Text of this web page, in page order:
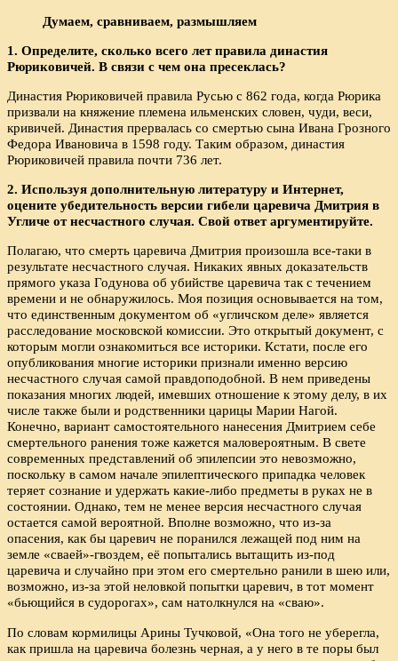
Думаем, сравниваем, размышляем
1. Определите, сколько всего лет правила династия
Рюриковичей. В связи с чем она пресеклась?
Династия Рюриковичей правила Русью с 862 года, когда Рюрика
призвали на княжение племена ильменских словен, чуди, веси,
кривичей. Династия прервалась со смертью сына Ивана Грозного
Федора Ивановича в 1598 году. Таким образом, династия
Рюриковичей правила почти 736 лет.
2. Используя дополнительную литературу и Интернет,
оцените убедительность версии гибели царевича Дмитрия в
Угличе от несчастного случая. Свой ответ аргументируйте.
Полагаю, что смерть царевича Дмитрия произошла все-таки в
результате несчастного случая. Никаких явных доказательств
прямого указа Годунова об убийстве царевича так с течением
времени и не обнаружилось. Моя позиция основывается на том,
что единственным документом об «угличском деле» является
расследование московской комиссии. Это открытый документ, с
которым могли ознакомиться все историки. Кстати, после его
опубликования многие историки признали именно версию
несчастного случая самой правдоподобной. В нем приведены
показания многих людей, имевших отношение к этому делу, в их
числе также были и родственники царицы Марии Нагой.
Конечно, вариант самостоятельного нанесения Дмитрием себе
смертельного ранения тоже кажется маловероятным. В свете
современных представлений об эпилепсии это невозможно,
поскольку в самом начале эпилептического припадка человек
теряет сознание и удержать какие-либо предметы в руках не в
состоянии. Однако, тем не менее версия несчастного случая
остается самой вероятной. Вполне возможно, что из-за
опасения, как бы царевич не поранился лежащей под ним на
земле «сваей»-гвоздем, её попытались вытащить из-под
царевича и случайно при этом его смертельно ранили в шею или,
возможно, из-за этой неловкой попытки царевич, в тот момент
«бьющийся в судорогах», сам натолкнулся на «сваю».
По словам кормилицы Арины Тучковой, «Она того не уберегла,
как пришла на царевича болезнь черная, а у него в те поры был